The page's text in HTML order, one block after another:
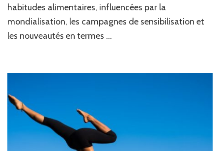
habitudes alimentaires, influencées par la
mondialisation, les campagnes de sensibilisation et
les nouveautés en termes …